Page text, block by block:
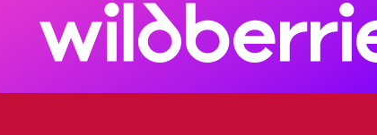
комфорт и безопасность
оснащена 4 газовыми горелками, что